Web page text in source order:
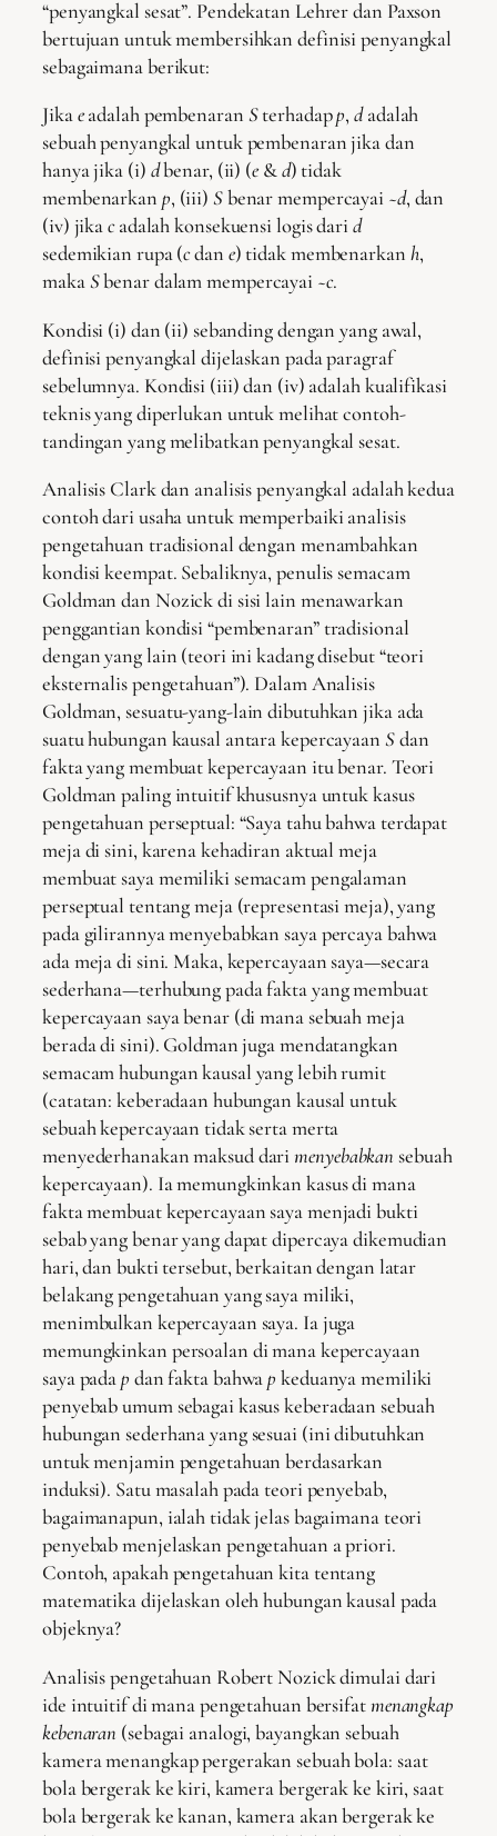
“penyangkal sesat”. Pendekatan Lehrer dan Paxson
bertujuan untuk membersihkan definisi penyangkal
sebagaimana berikut:
Jikaeadalah pembenaran Sterhadapp,dadalah
sebuah penyangkal untuk pembenaran jika dan
hanya jika (i) dbenar, (ii) (e&d) tidak
membenarkan p, (iii) Sbenar mempercayai ~d, dan
(iv) jikacadalah konsekuensi logis dari d
sedemikian rupa (cdan e) tidak membenarkan h,
makaSbenar dalam mempercayai ~c.
Kondisi (i) dan (ii) sebanding dengan yang awal,
definisi penyangkal dijelaskan pada paragraf
sebelumnya. Kondisi (iii) dan (iv) adalah kualifikasi
teknis yang diperlukan untuk melihat contoh-
tandingan yang melibatkan penyangkal sesat.
Analisis Clark dan analisis penyangkal adalah kedua
contoh dari usaha untuk memperbaiki analisis
pengetahuan tradisional dengan menambahkan
kondisi keempat. Sebaliknya, penulis semacam
Goldman dan Nozick di sisi lain menawarkan
penggantian kondisi “pembenaran” tradisional
dengan yang lain (teori ini kadang disebut “teori
eksternalis pengetahuan”). Dalam Analisis
Goldman, sesuatu-yang-lain dibutuhkan jika ada
suatu hubungan kausal antara kepercayaan Sdan
fakta yang membuat kepercayaan itu benar. Teori
Goldman paling intuitif khususnya untuk kasus
pengetahuan perseptual: “Saya tahu bahwa terdapat
meja di sini, karena kehadiran aktual meja
membuat saya memiliki semacam pengalaman
perseptual tentang meja (representasi meja), yang
pada gilirannya menyebabkan saya percaya bahwa
ada meja di sini. Maka, kepercayaan saya—secara
sederhana—terhubung pada fakta yang membuat
kepercayaan saya benar (di mana sebuah meja
berada di sini). Goldman juga mendatangkan
semacam hubungan kausal yang lebih rumit
(catatan: keberadaan hubungan kausal untuk
sebuah kepercayaan tidak serta merta
menyederhanakan maksud darimenyebabkansebuah
kepercayaan). Ia memungkinkan kasus di mana
fakta membuat kepercayaan saya menjadi bukti
sebab yang benar yang dapat dipercaya dikemudian
hari, dan bukti tersebut, berkaitan dengan latar
belakang pengetahuan yang saya miliki,
menimbulkan kepercayaan saya. Ia juga
memungkinkan persoalan di mana kepercayaan
saya padap dan fakta bahwap keduanya memiliki
penyebab umum sebagai kasus keberadaan sebuah
hubungan sederhana yang sesuai (ini dibutuhkan
untuk menjamin pengetahuan berdasarkan
induksi). Satu masalah pada teori penyebab,
bagaimanapun, ialah tidak jelas bagaimana teori
penyebab menjelaskan pengetahuan a priori.
Contoh, apakah pengetahuan kita tentang
matematika dijelaskan oleh hubungan kausal pada
objeknya?
Analisis pengetahuan Robert Nozick dimulai dari
ide intuitif di mana pengetahuan bersifatmenangkap
kebenaran (sebagai analogi, bayangkan sebuah
kamera menangkap pergerakan sebuah bola: saat
bola bergerak ke kiri, kamera bergerak ke kiri, saat
bola bergerak ke kanan, kamera akan bergerak ke